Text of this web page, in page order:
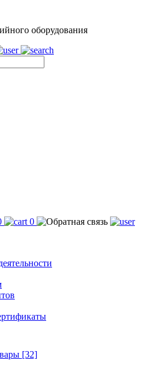
оборудования
0
[32]